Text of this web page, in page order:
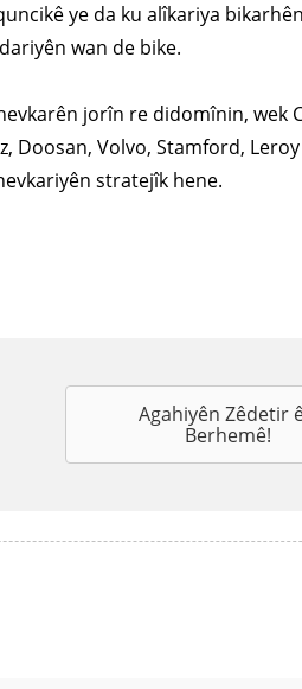
ye da ku alîkariya
wan de bike.
jorîn re didomînin, wek
Doosan, Volvo, Stamford,
stratejîk hene.
Agahiyên Zêdetir
Berhemê!